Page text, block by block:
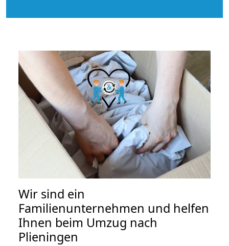
Wir sind ein
Familienunternehmen und helfen
Ihnen beim Umzug nach
Plieningen